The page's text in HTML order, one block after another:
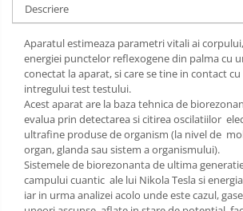
Descriere
Aparatul estimeaza parametri vitali ai
energiei punctelor reflexogene din palma cu
conectat la aparat, si care se tine in contact
intregului test testului.
Acest aparat are la baza tehnica de
evalua prin detectarea si citirea oscilatiilor
ultrafine produse de organism (la nivel de
organ, glanda sau sistem a organismului).
Sistemele de biorezonanta de ultima
campului cuantic ale lui Nikola Tesla si
iar in urma analizei acolo unde este cazul,